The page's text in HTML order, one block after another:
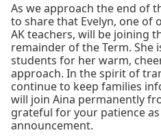
As we approach the end of
to share that Evelyn, one
AK teachers, will be joining
remainder of the Term. She
students for her warm,
approach. In the spirit of
continue to keep families
will join Aina permanently
grateful for your patience
announcement.